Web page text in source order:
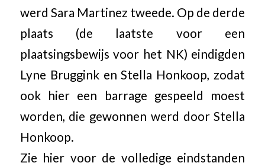
werd Sara Martinez tweede. Op de derde
plaats (de laatste voor een
plaatsingsbewijs voor het NK) eindigden
Lyne Bruggink en Stella Honkoop, zodat
ook hier een barrage gespeeld moest
worden, die gewonnen werd door Stella
Honkoop.
Zie hier voor de volledige eindstanden